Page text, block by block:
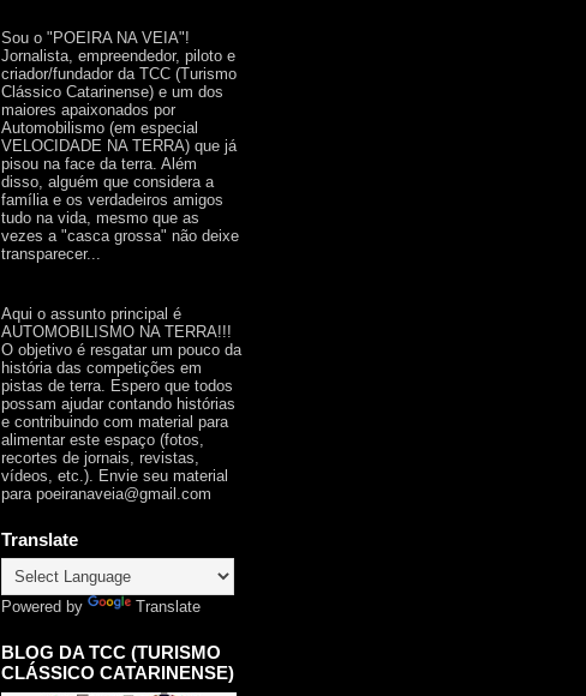
Sou o "POEIRA NA VEIA"!
Jornalista, empreendedor, piloto e
criador/fundador da TCC (Turismo
Clássico Catarinense) e um dos
maiores apaixonados por
Automobilismo (em especial
VELOCIDADE NA TERRA) que já
pisou na face da terra. Além
disso, alguém que considera a
família e os verdadeiros amigos
tudo na vida, mesmo que as
vezes a "casca grossa" não deixe
transparecer...
Aqui o assunto principal é
AUTOMOBILISMO NA TERRA!!!
O objetivo é resgatar um pouco da
história das competições em
pistas de terra. Espero que todos
possam ajudar contando histórias
e contribuindo com material para
alimentar este espaço (fotos,
recortes de jornais, revistas,
vídeos, etc.). Envie seu material
para poeiranaveia@gmail.com
Translate
Powered by Translate
BLOG DA TCC (TURISMO
CLÁSSICO CATARINENSE)